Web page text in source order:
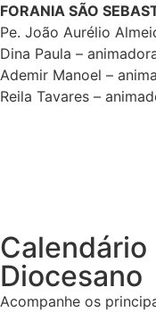
FORANIA SÃO
Pe. João Aurélio
Dina Paula –
Ademir Manoel –
Reila Tavares –
Calendário
Diocesano
Acompanhe os